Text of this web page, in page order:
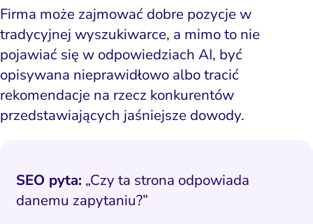
Firma może zajmować dobre pozycje w
tradycyjnej wyszukiwarce, a mimo to nie
pojawiać się w odpowiedziach AI, być
opisywana nieprawidłowo albo tracić
rekomendacje na rzecz konkurentów
przedstawiających jaśniejsze dowody.
SEO pyta: „Czy ta strona odpowiada
danemu zapytaniu?”